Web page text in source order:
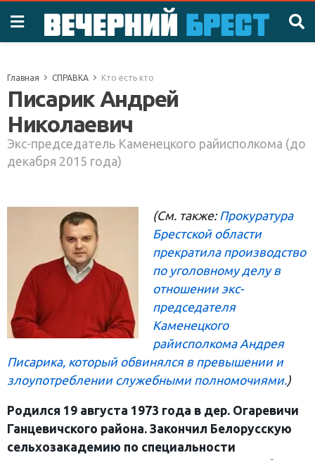
Главная СПРАВКА Кто есть кто
Писарик Андрей
Николаевич
Экс-председатель Каменецкого райисполкома (до
декабря 2015 года)
(См. также: Прокуратура
Брестской области
прекратила производство
по уголовному делу в
отношении экс-
председателя
Каменецкого
райисполкома Андрея
Писарика, который обвинялся в превышении и
злоупотреблении служебными полномочиями. )
Родился 19 августа 1973 года в дер. Огаревичи
Ганцевичского района. Закончил Белорусскую
сельхозакадемию по специальности